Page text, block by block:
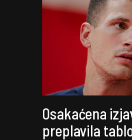
Osakaćena
preplavila